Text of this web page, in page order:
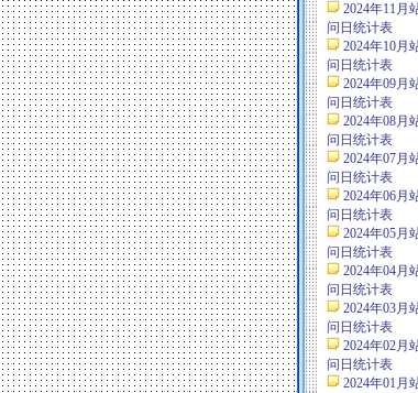
2024年11月
问日统计表
2024年10月
问日统计表
2024年09月
问日统计表
2024年08月
问日统计表
2024年07月
问日统计表
2024年06月
问日统计表
2024年05月
问日统计表
2024年04月
问日统计表
2024年03月
问日统计表
2024年02月
问日统计表
2024年01月